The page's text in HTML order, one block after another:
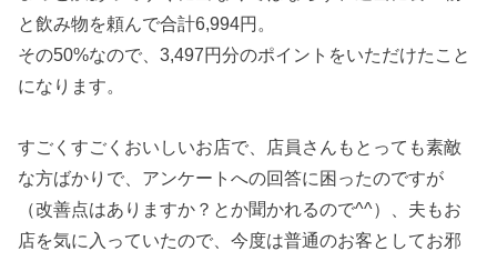
と飲み物を頼んで合計6,994円。
その50%なので、3,497円分のポイントをいただけたこと
になります。
すごくすごくおいしいお店で、店員さんもとっても素敵
な方ばかりで、アンケートへの回答に困ったのですが
（改善点はありますか？とか聞かれるので^^）、夫もお
店を気に入っていたので、今度は普通のお客としてお邪